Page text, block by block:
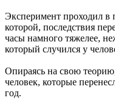
Эксперимент проходил в
которой, последствия
часы намного тяжелее,
который случился у
Опираясь на свою
человек, которые
год.